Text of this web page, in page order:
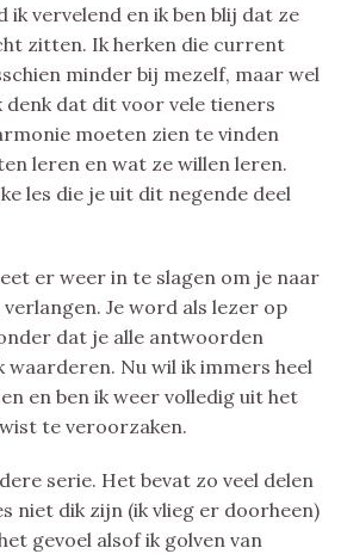
ik vervelend en ik ben blij dat ze
zitten. Ik herken die current
minder bij mezelf, maar wel
denk dat dit voor vele tieners
moeten zien te vinden
leren en wat ze willen leren.
les die je uit dit negende deel
er weer in te slagen om je naar
Je word als lezer op
dat je alle antwoorden
waarderen. Nu wil ik immers heel
en ben ik weer volledig uit het
te veroorzaken.
serie. Het bevat zo veel delen
niet dik zijn (ik vlieg er doorheen)
gevoel alsof ik golven van